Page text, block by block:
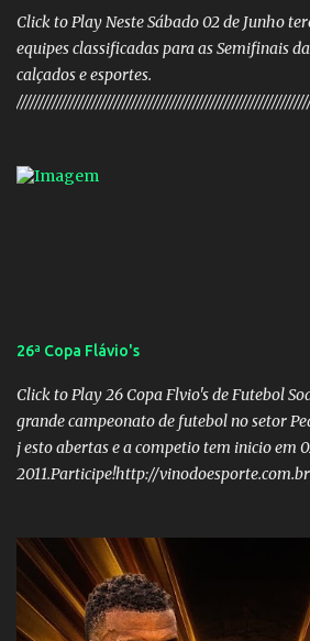
Click to Play Neste Sábado 02 de Junho
equipes classificadas para as Semifinais
calçados e esportes.
dos Santos Veículo: Rádio 730
Castro Lino Veículo: TV Anhanguera
Campos Filho Veículo: Rádio Difusora
Nome: Victor Hugo de Araújo Veículo:
02: Nome: Custódio Ricardo soares
26ª Copa Flávio's
Click to Play 26 Copa Flvio's de Futebol
grande campeonato de futebol no setor
j esto abertas e a competio tem inicio em
2011.Participe!http://vinodoesporte.com.br